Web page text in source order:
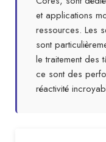
et applications
ressources. Les
sont
le traitement des
ce sont des
réactivité